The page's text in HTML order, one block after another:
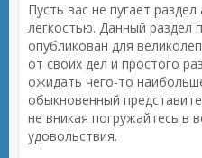
Пусть вас не пугает
легкостью. Данный раздел
опубликован для
от своих дел и простого
ожидать чего-то
обыкновенный
не вникая погружайтесь в
удовольствия.